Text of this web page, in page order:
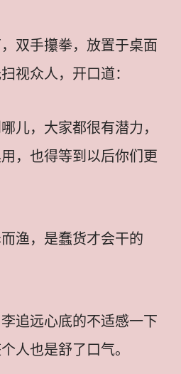
双手攥拳，放置于桌面
视众人，开口道：
儿，大家都很有潜力，
，也得等到以后你们更
渔，是蠢货才会干的
追远心底的不适感一下
人也是舒了口气。